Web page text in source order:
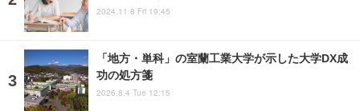
2024.11.8 Fri 19:45
「地方・単科」の室蘭工業大学が示した大学DX成
功の処方箋
2026.8.4 Tue 12:15